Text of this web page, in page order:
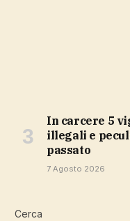
In carcere 5 vigili urbani di Milano, arresti
illegali e
passato
7 Agosto 2026
Cerca